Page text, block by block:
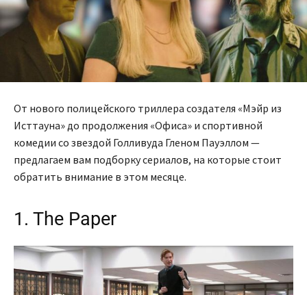
От нового полицейского триллера создателя «Мэйр из
Исттауна» до продолжения «Офиса» и спортивной
комедии со звездой Голливуда Гленом Пауэллом —
предлагаем вам подборку сериалов, на которые стоит
обратить внимание в этом месяце.
1. The Paper